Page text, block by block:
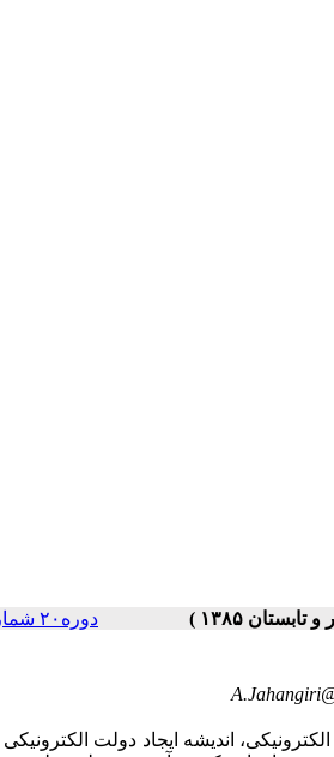
دوره۲۰ شماره ۳ و ۴ صفحات ۵۳-۴۲
اندیشه ایجاد دولت